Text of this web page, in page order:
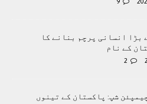
بڑا انسانی پرچم بنانے کا
کے نام
2
6 ریڈ چیمپئن شپ: پاکستان کے تینوں